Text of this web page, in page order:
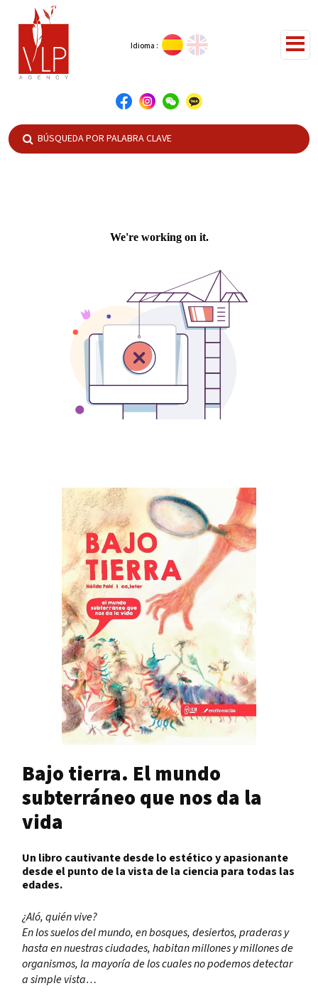
Idioma :
Bajo tierra. El mundo
subterráneo que nos da la
vida
Un libro cautivante desde lo estético y apasionante
desde el punto de la vista de la ciencia para todas las
edades.
¿Aló, quién vive?
En los suelos del mundo, en bosques, desiertos, praderas y
hasta en nuestras ciudades,habitan millones y millones de
organismos, la mayoría de los cuales no podemos detectar
asimple vista…